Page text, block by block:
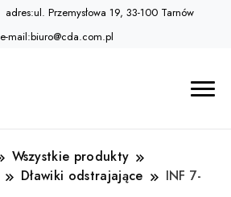
adres:ul. Przemysłowa 19, 33-100 Tarnów
e-mail:biuro@cda.com.pl
Wszystkie produkty
Dławiki odstrajające
INF 7-